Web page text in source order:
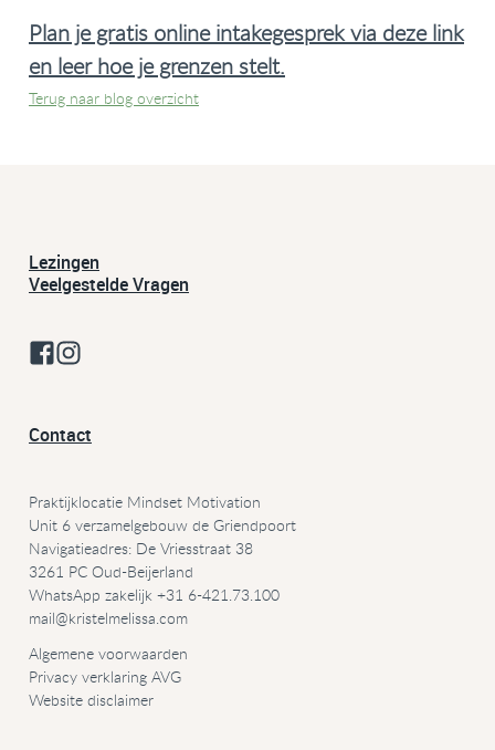
Plan je gratis online intakegesprek via deze link
en leer hoe je grenzen stelt.
Terug naar blog overzicht
Lezingen
Veelgestelde Vragen
Contact
Praktijklocatie Mindset Motivation
Unit 6 verzamelgebouw de Griendpoort
Navigatieadres: De Vriesstraat 38
3261 PC Oud-Beijerland
WhatsApp zakelijk +31 6-421.73.100
mail@kristelmelissa.com
Algemene voorwaarden
Privacy verklaring AVG
Website disclaimer